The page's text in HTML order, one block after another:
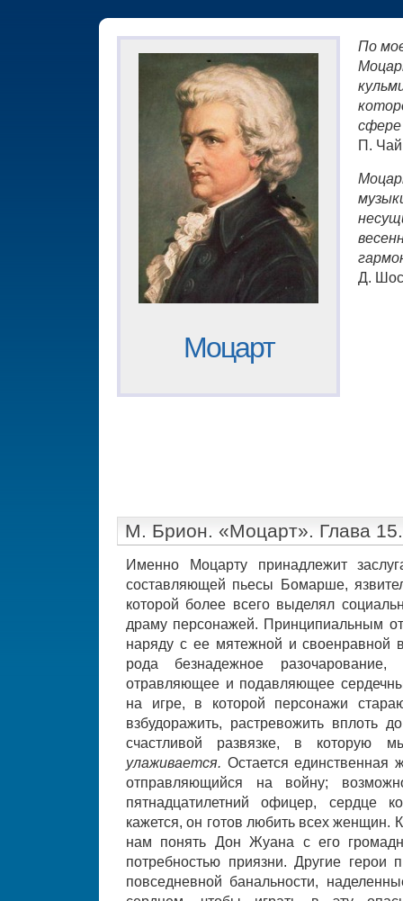
Моцарт
По
П.
Д.
М. Брион. «Моцарт». Глава
Именно Моцарту принадлежит
составляющей пьесы Бомарше,
которой более всего выделял
драму персонажей. Принципиальным
наряду с ее мятежной и своенравной
рода безнадежное разочарование,
отравляющее и подавляющее
на игре, в которой персонажи
взбудоражить, растревожить вплоть
счастливой развязке, в
улаживается. Остается единственная
отправляющийся на войну;
пятнадцатилетний офицер, сердце
кажется, он готов любить всех женщин.
нам понять Дон Жуана с его
потребностью приязни. Другие
повседневной банальности,